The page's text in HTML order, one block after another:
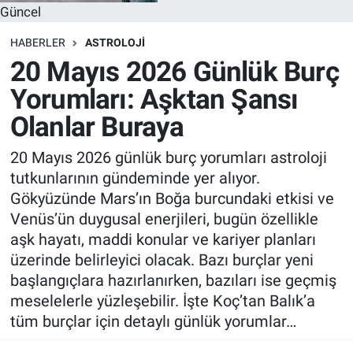
Güncel
HABERLER ASTROLOJI
20 Mayıs 2026 Günlük Burç
Yorumları: Aşktan Şansı
Olanlar Buraya
20 Mayıs 2026 günlük burç yorumları astroloji
tutkunlarının gündeminde yer alıyor.
Gökyüzünde Mars’ın Boğa burcundaki etkisi ve
Venüs’ün duygusal enerjileri, bugün özellikle
aşk hayatı, maddi konular ve kariyer planları
üzerinde belirleyici olacak. Bazı burçlar yeni
başlangıçlara hazırlanırken, bazıları ise geçmiş
meselelerle yüzleşebilir. İşte Koç’tan Balık’a
tüm burçlar için detaylı günlük yorumlar…